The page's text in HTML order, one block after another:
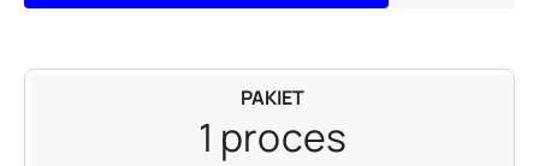
PAKIET
1 proces